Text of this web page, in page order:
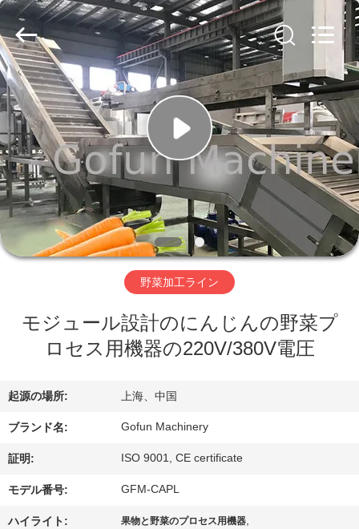
家
プ
ロ
ダ
ク
ビ
オ
2019
2026
Shanghai
Gofun
Machinery
Co.,
Ltd..
All
Rights
Reserved.
野菜加工ライン
モジュール設計のにんじんの野菜プ
ロセス用機器の220V/380V電圧
起源の場所: 上海、中国
ブランド名: Gofun Machinery
証明: ISO 9001, CE certificate
モデル番号: GFM-CAPL
ハイライト: 果物と野菜のプロセス用機器,